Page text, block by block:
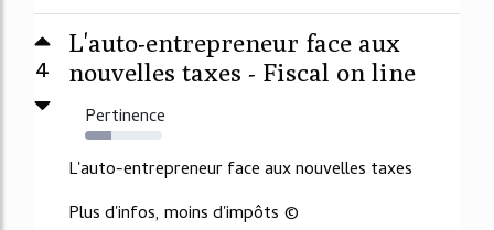
4
L'auto-entrepreneur face aux
nouvelles taxes - Fiscal on line
Pertinence
34%
L'auto-entrepreneur face aux nouvelles taxes
Plus d'infos, moins d'impôts ©